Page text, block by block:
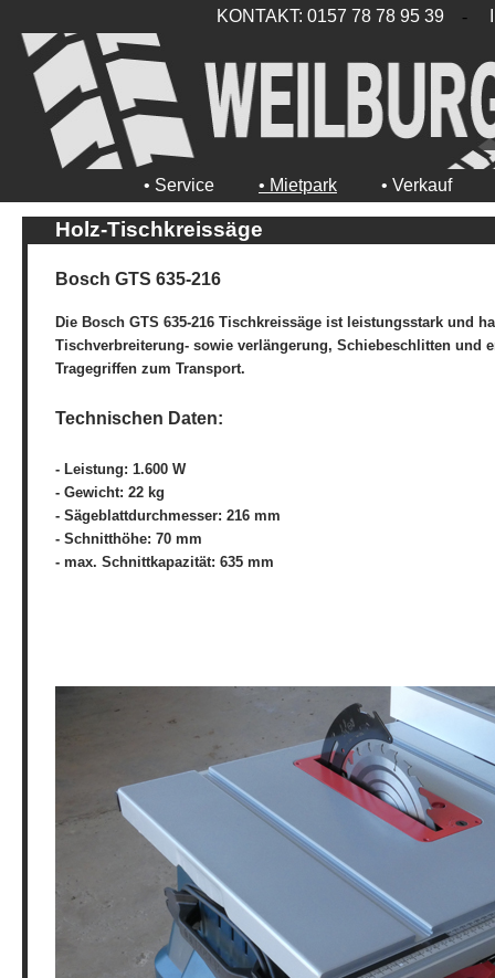
KONTAKT: 0157 78 78 95 39-
• Service • Mietpark • Verkauf
Holz-Tischkreissäge
Bosch GTS 635-216
Die Bosch GTS 635-216 Tischkreissäge ist leistungsstark und
Tischverbreiterung- sowie verlängerung, Schiebeschlitten und
Tragegriffen zum Transport.
Technischen Daten:
- Leistung: 1.600 W
- Gewicht: 22 kg
- Sägeblattdurchmesser: 216 mm
- Schnitthöhe: 70 mm
- max. Schnittkapazität: 635 mm